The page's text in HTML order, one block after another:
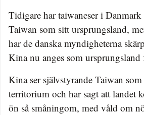
Tidigare har taiwaneser i
Taiwan som sitt ursprungsland,
har de danska myndigheterna
Kina nu anges som ursprungsland
Kina ser självstyrande Taiwan
territorium och har sagt att landet
ön så småningom, med våld om